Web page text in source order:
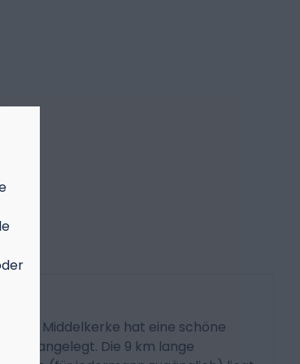
Middelkerke hat eine schöne
angelegt. Die 9 km lange